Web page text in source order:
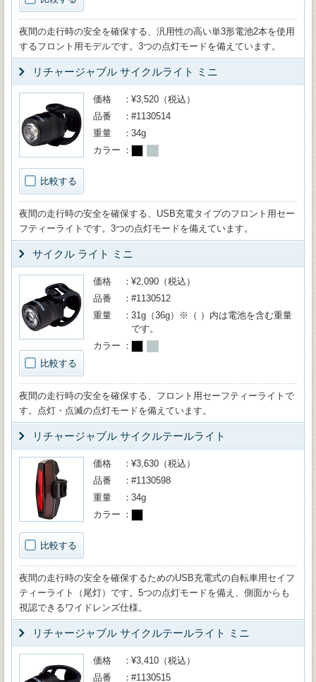
夜間の走行時の安全を確保する、汎用性の高い単3形電池2本を使用
するフロント用モデルです。3つの点灯モードを備えています。
リチャージャブル サイクルライト ミニ
比較する
価格
¥3,520（税込）
品番
#1130514
重量
34g
カラー
夜間の走行時の安全を確保する、USB充電タイプのフロント用セー
フティーライトです。3つの点灯モードを備えています。
サイクル ライト ミニ
比較する
価格
¥2,090（税込）
品番
#1130512
重量
31g（36g）※（ ）内は電池を含む重量
です。
カラー
夜間の走行時の安全を確保する、フロント用セーフティーライトで
す。点灯・点滅の点灯モードを備えています。
リチャージャブル サイクルテールライト
比較する
価格
¥3,630（税込）
品番
#1130598
重量
34g
カラー
夜間の走行時の安全を確保するためのUSB充電式の自転車用セイフ
ティーライト（尾灯）です。5つの点灯モードを備え、側面からも
視認できるワイドレンズ仕様。
リチャージャブル サイクルテールライト ミニ
価格
¥3,410（税込）
品番
#1130515